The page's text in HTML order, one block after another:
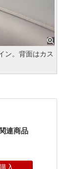
ン。背面はカス
連商品